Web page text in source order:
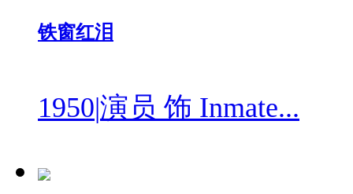
铁窗红泪
1950|演员 饰 Inmate...